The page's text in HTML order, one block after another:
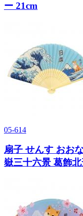
ー 21cm
05-614
扇子 せんす おお
嶽三十六景 葛飾